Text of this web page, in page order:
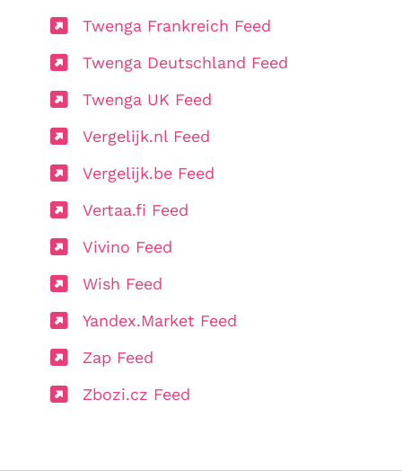
Twenga Frankreich Feed
Twenga Deutschland Feed
Twenga UK Feed
Vergelijk.nl Feed
Vergelijk.be Feed
Vertaa.fi Feed
Vivino Feed
Wish Feed
Yandex.Market Feed
Zap Feed
Zbozi.cz Feed